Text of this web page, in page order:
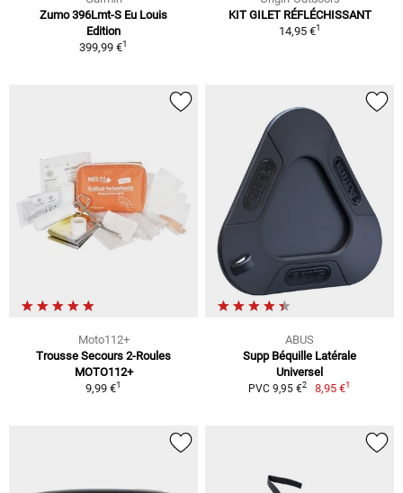
Zumo 396Lmt-S Eu Louis
Edition
399,99 €1
KIT GILET RÉFLÉCHISSANT
14,95 €1
Moto112+
Trousse Secours 2-Roules
MOTO112+
9,99 €1
ABUS
Supp Béquille Latérale
Universel
PVC 9,95 €2 8,95 €1